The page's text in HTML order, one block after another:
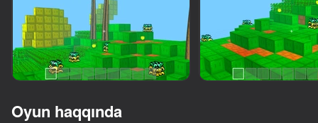
Oyun yalnız üfüqi
rejimdə işləyir
Oyun haqqında